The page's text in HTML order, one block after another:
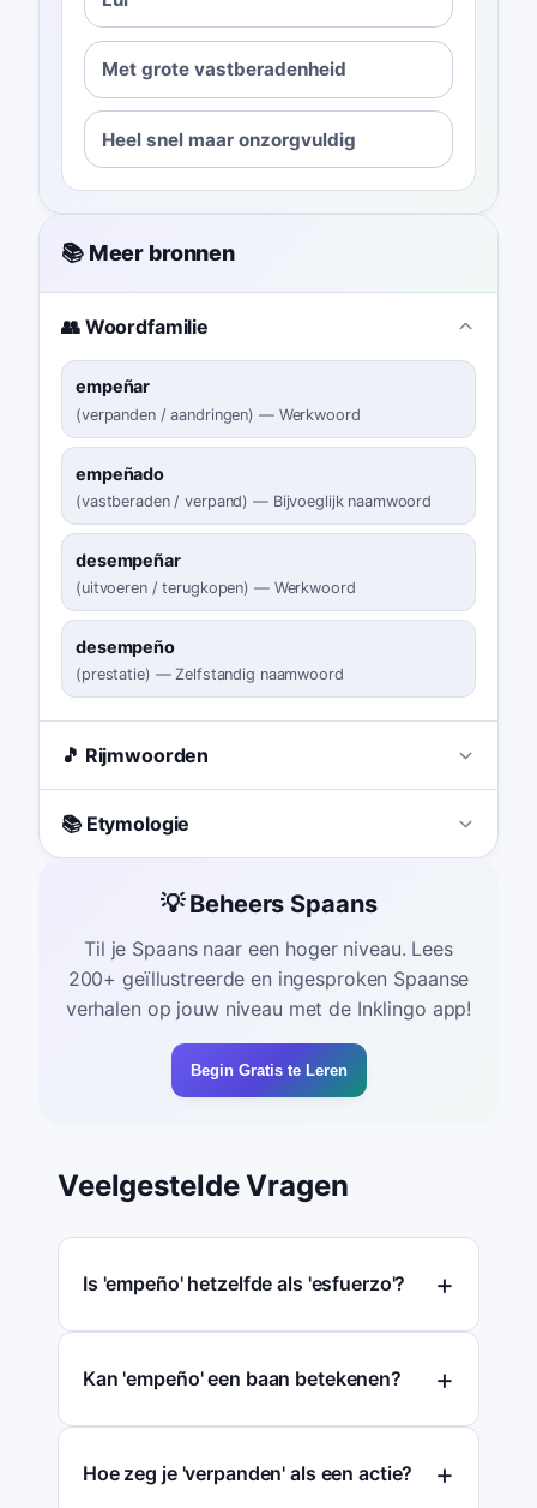
Met grote vastberadenheid
Heel snel maar onzorgvuldig
📚 Meer bronnen
👥 Woordfamilie
empeñar
(verpanden / aandringen) — Werkwoord
empeñado
(vastberaden / verpand) — Bijvoeglijk naamwoord
desempeñar
(uitvoeren / terugkopen) — Werkwoord
desempeño
(prestatie) —Zelfstandig naamwoord
🎵 Rijmwoorden
📚 Etymologie
💡 Beheers Spaans
Til je Spaans naar een hoger niveau. Lees
200+ geïllustreerde en ingesproken Spaanse
verhalen op jouw niveau met de Inklingo app!
Begin Gratis te Leren
Veelgestelde Vragen
Is 'empeño' hetzelfde als 'esfuerzo'?
Kan 'empeño' een baan betekenen?
Hoe zeg je 'verpanden' als een actie?